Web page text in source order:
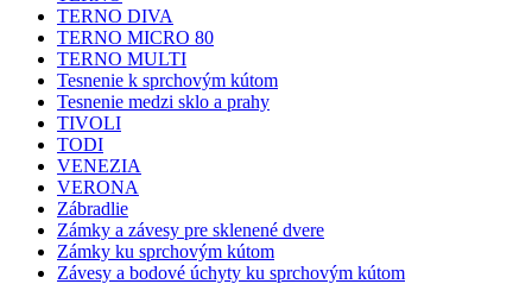
TERNO DIVA
TERNO MICRO 80
TERNO MULTI
Tesnenie k sprchovým kútom
Tesnenie medzi sklo a prahy
TIVOLI
TODI
VENEZIA
VERONA
Zábradlie
Zámky a závesy pre sklenené dvere
Zámky ku sprchovým kútom
Závesy a bodové úchyty ku sprchovým kútom